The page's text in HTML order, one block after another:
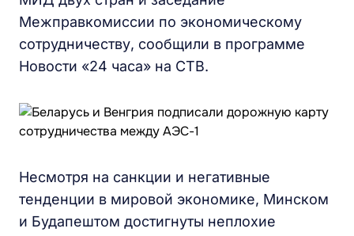
Межправкомиссии по экономическому
сотрудничеству, сообщили в программе
Новости «24 часа» на СТВ.
Несмотря на санкции и негативные
тенденции в мировой экономике, Минском
и Будапештом достигнуты неплохие